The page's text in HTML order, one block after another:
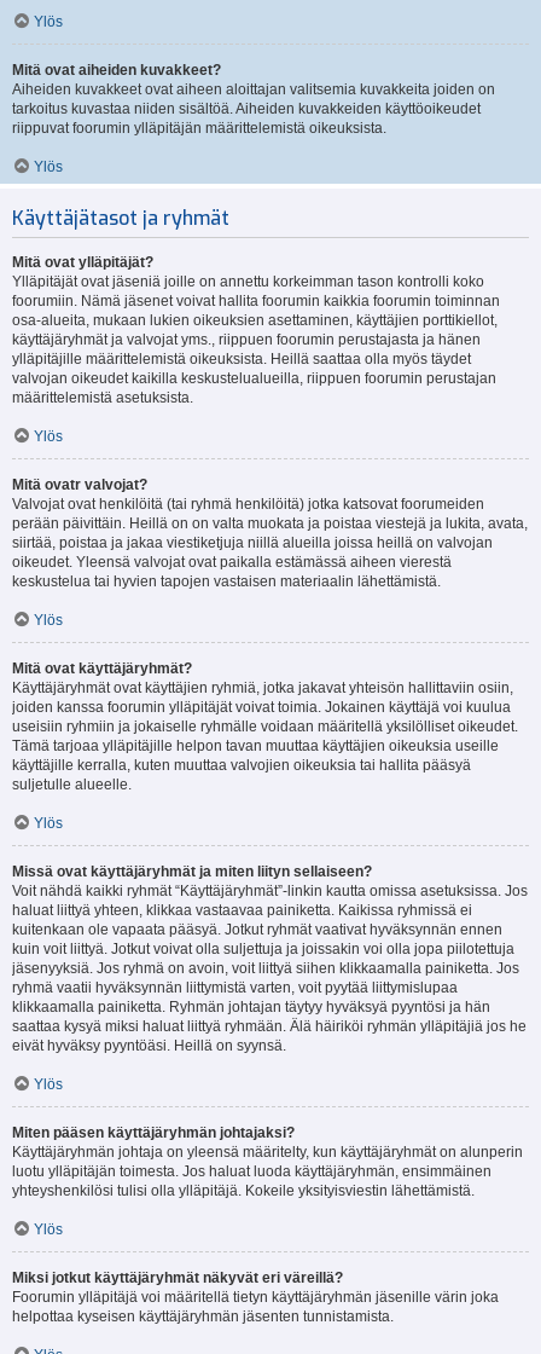
Ylös
Mitä ovat aiheiden kuvakkeet?
Aiheiden kuvakkeet ovat aiheen aloittajan valitsemia kuvakkeita joiden on
tarkoitus kuvastaa niiden sisältöä. Aiheiden kuvakkeiden käyttöoikeudet
riippuvat foorumin ylläpitäjän määrittelemistä oikeuksista.
Ylös
Käyttäjätasot ja ryhmät
Mitä ovat ylläpitäjät?
Ylläpitäjät ovat jäseniä joille on annettu korkeimman tason kontrolli koko
foorumiin. Nämä jäsenet voivat hallita foorumin kaikkia foorumin toiminnan
osa-alueita, mukaan lukien oikeuksien asettaminen, käyttäjien porttikiellot,
käyttäjäryhmät ja valvojat yms., riippuen foorumin perustajasta ja hänen
ylläpitäjille määrittelemistä oikeuksista. Heillä saattaa olla myös täydet
valvojan oikeudet kaikilla keskustelualueilla, riippuen foorumin perustajan
määrittelemistä asetuksista.
Ylös
Mitä ovatr valvojat?
Valvojat ovat henkilöitä (tai ryhmä henkilöitä) jotka katsovat foorumeiden
perään päivittäin. Heillä on on valta muokata ja poistaa viestejä ja lukita, avata,
siirtää, poistaa ja jakaa viestiketjuja niillä alueilla joissa heillä on valvojan
oikeudet. Yleensä valvojat ovat paikalla estämässä aiheen vierestä
keskustelua tai hyvien tapojen vastaisen materiaalin lähettämistä.
Ylös
Mitä ovat käyttäjäryhmät?
Käyttäjäryhmät ovat käyttäjien ryhmiä, jotka jakavat yhteisön hallittaviin osiin,
joiden kanssa foorumin ylläpitäjät voivat toimia. Jokainen käyttäjä voi kuulua
useisiin ryhmiin ja jokaiselle ryhmälle voidaan määritellä yksilölliset oikeudet.
Tämä tarjoaa ylläpitäjille helpon tavan muuttaa käyttäjien oikeuksia useille
käyttäjille kerralla, kuten muuttaa valvojien oikeuksia tai hallita pääsyä
suljetulle alueelle.
Ylös
Missä ovat käyttäjäryhmät ja miten liityn sellaiseen?
Voit nähdä kaikki ryhmät “Käyttäjäryhmät”-linkin kautta omissa asetuksissa. Jos
haluat liittyä yhteen, klikkaa vastaavaa painiketta. Kaikissa ryhmissä ei
kuitenkaan ole vapaata pääsyä. Jotkut ryhmät vaativat hyväksynnän ennen
kuin voit liittyä. Jotkut voivat olla suljettuja ja joissakin voi olla jopa piilotettuja
jäsenyyksiä. Jos ryhmä on avoin, voit liittyä siihen klikkaamalla painiketta. Jos
ryhmä vaatii hyväksynnän liittymistä varten, voit pyytää liittymislupaa
klikkaamalla painiketta. Ryhmän johtajan täytyy hyväksyä pyyntösi ja hän
saattaa kysyä miksi haluat liittyä ryhmään. Älä häiriköi ryhmän ylläpitäjiä jos he
eivät hyväksy pyyntöäsi. Heillä on syynsä.
Ylös
Miten pääsen käyttäjäryhmän johtajaksi?
Käyttäjäryhmän johtaja on yleensä määritelty, kun käyttäjäryhmät on alunperin
luotu ylläpitäjän toimesta. Jos haluat luoda käyttäjäryhmän, ensimmäinen
yhteyshenkilösi tulisi olla ylläpitäjä. Kokeile yksityisviestin lähettämistä.
Ylös
Miksi jotkut käyttäjäryhmät näkyvät eri väreillä?
Foorumin ylläpitäjä voi määritellä tietyn käyttäjäryhmän jäsenille värin joka
helpottaa kyseisen käyttäjäryhmän jäsenten tunnistamista.